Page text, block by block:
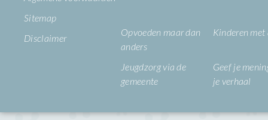
Sitemap
Disclaimer
Opvoeden maar dan
anders
Kinderen
Jeugdzorg via de
gemeente
Geef je
je verhaal